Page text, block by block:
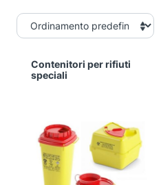
Contenitori per rifiuti
speciali